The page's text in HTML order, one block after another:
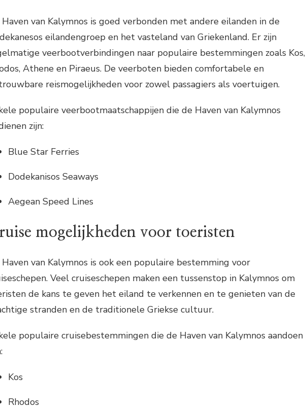
Haven van Kalymnos is goed verbonden met andere eilanden in de
eilandengroep en het vasteland van Griekenland. Er zijn
veerbootverbindingen naar populaire bestemmingen zoals Kos,
Athene en Piraeus. De veerboten bieden comfortabele en
reismogelijkheden voor zowel passagiers als voertuigen.
populaire veerbootmaatschappijen die de Haven van Kalymnos
zijn:
Blue Star Ferries
Dodekanisos Seaways
Aegean Speed Lines
mogelijkheden voor toeristen
Haven van Kalymnos is ook een populaire bestemming voor
Veel cruiseschepen maken een tussenstop in Kalymnos om
de kans te geven het eiland te verkennen en te genieten van de
stranden en de traditionele Griekse cultuur.
populaire cruisebestemmingen die de Haven van Kalymnos aandoen
Kos
Rhodos